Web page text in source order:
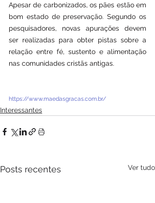
Apesar de carbonizados, os pães estão em
bom estado de preservação. Segundo os
pesquisadores, novas apurações devem
ser realizadas para obter pistas sobre a
relação entre fé, sustento e alimentação
nas comunidades cristãs antigas.
https://www.maedasgracas.com.br/
Interessantes
Posts recentes Ver tudo